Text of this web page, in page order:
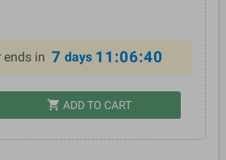
in 7 days 11:06:40
shopping_cart ADD TO CART